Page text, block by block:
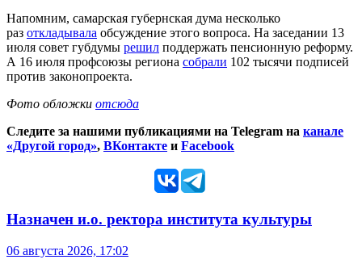
Напомним, самарская губернская дума несколько
раз откладывала обсуждение этого вопроса. На заседании 13
июля совет губдумы решил поддержать пенсионную реформу.
А 16 июля профсоюзы региона собрали 102 тысячи подписей
против законопроекта.
Фото обложки отсюда
Следите за нашими публикациями на Telegram на канале
«Другой город», ВКонтакте и Facebook
Назначен и.о. ректора института культуры
06 августа 2026, 17:02